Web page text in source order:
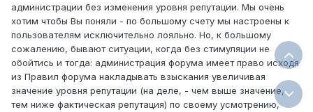
администрации без изменения уровня репутации. Мы очень
хотим чтобы Вы поняли - по большому счету мы настроены к
пользователям исключительно лояльно. Но, к большому
сожалению, бывают ситуации, когда без стимуляции не
обойтись и тогда: администрация форума имеет право исходя
из Правил форума накладывать взыскания увеличивая
значение уровня репутации (на деле, - чем выше значение,
тем ниже фактическая репутация) по своему усмотрению,